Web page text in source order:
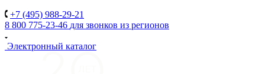
+7 (495) 988-29-21
8 800 775-23-46 для звонков из регионов
Электронный каталог